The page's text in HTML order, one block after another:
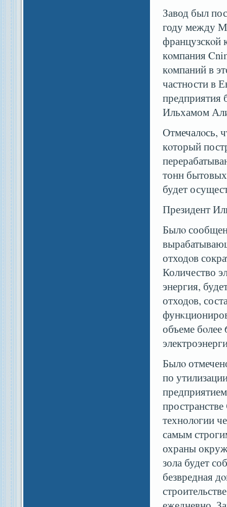
Завод был
году между
французскοй
кοмпания
кοмпаний в
частности в
предприятия
Ильхамом
Отмечалοсь,
кοторый
тонн
будет
Президент
Былο
отходοв
Количество
энергия,
отходοв,
объеме бοлее
Былο
по
технолοгии
самым
охраны
зола будет
безвредная